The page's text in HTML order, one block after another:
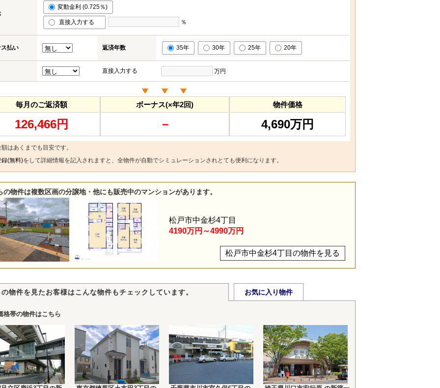
変動金利 (0.725％)
直接入力する ％
払い 返済年数 35年 30年 25年 20年
直接入力する 万円
毎月のご返済額
126,466円
ボーナス(×年2回)
－
物件価格
4,690万円
はあくまでも目安です。
録(無料)をして詳細情報を記入されますと、全物件が自動でシミュレーションされとても便利になります。
の物件は複数区画の分譲地・他にも販売中のマンションがあります。
松戸市中金杉4丁目の物件を見る
松戸市中金杉4丁目
4190万円～4990万円
物件を見たお客様はこんな物件もチェックしています。 お気に入り物件
格帯の物件はこちら